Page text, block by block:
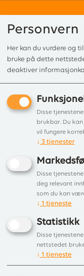
Forside/ Produkter/
UTEPEIS
som gir god
Personvern
Her kan du vurdere og
bruke på dette
deaktiver
Disse
brukbar. Du
vil fungere
↓ 3 tjenester
Disse
deg relevant
som du kan
↓ 1 tjeneste
Statistikk
Disse
nettstedet
↓ 1 tjeneste